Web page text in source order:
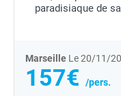
paradisiaque de
Marseille Le 20/11/
157€ /pers.